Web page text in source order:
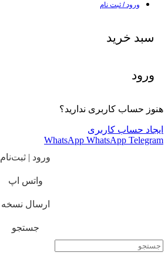
ورود / ثبت نام
سبد خرید
ورود
هنوز حساب کاربری ندارید؟
ایجاد حساب کاربری
WhatsApp WhatsApp Telegram
ورود | ثبت‌نام
واتس اپ
ارسال نسخه
جستجو